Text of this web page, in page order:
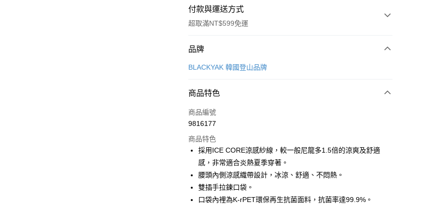
付款與運送方式
超取滿NT$599免運
付款方式
信用卡一次付款
Apple Pay
街口支付
悠遊付
Google Pay
全盈+PAY
品牌
BLACKYAK 韓國登山品牌
商品特色
商品編號
9816177
商品特色
採用ICE CORE涼感紗線，較一般尼龍多1.5倍的涼爽及舒適
感，非常適合炎熱夏季穿著。
腰頭內側涼感織帶設計，冰涼、舒適、不悶熱。
雙插手拉鍊口袋。
口袋內裡為K-rPET環保再生抗菌面料，抗菌率達99.9%。